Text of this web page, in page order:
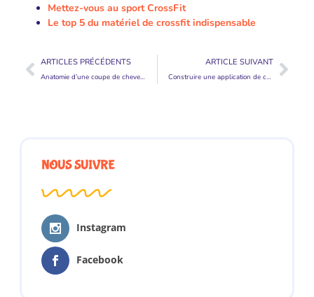
Mettez-vous au sport CrossFit
Le top 5 du matériel de crossfit indispensable
ARTICLES PRÉCÉDENTS ARTICLE SUIVANT
Construire une application de communication avec chat et appel vidéo sous Android
NOUS SUIVRE
Instagram
Facebook